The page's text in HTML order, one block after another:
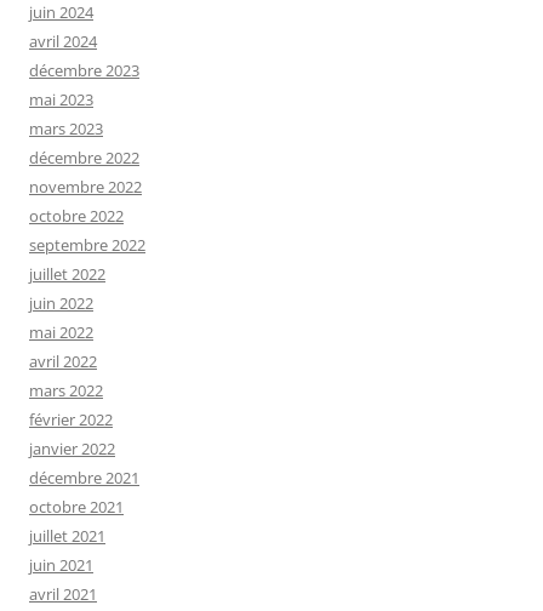
juin 2024
avril 2024
décembre 2023
mai 2023
mars 2023
décembre 2022
novembre 2022
octobre 2022
septembre 2022
juillet 2022
juin 2022
mai 2022
avril 2022
mars 2022
février 2022
janvier 2022
décembre 2021
octobre 2021
juillet 2021
juin 2021
avril 2021